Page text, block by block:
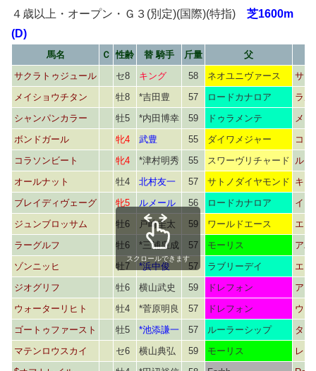
４歳以上・オープン・Ｇ３(別定)(国際)(特指) 芝1600m
(D)
馬名 Ｃ 性齢 替 騎手 斤量
父
サクラトゥジュール
セ8 キング 58 ネオユニヴァース
サク
メイショウチタン
牡8 *吉田豊 57 ロードカナロア
ラル
シャンパンカラー
牡5 *内田博幸 59 ドゥラメンテ
メ
ボンドガール
牝4 武豊 55 ダイワメジャー
コー
コラソンビート
牝4 *津村明秀 55 スワーヴリチャード ルシ
オールナット
牡4 北村友一 57 サトノダイヤモンド キュ
ブレイディヴェーグ
牝5 ルメール 56 ロードカナロア
イン
ジュンブロッサム
牡6 戸崎圭太 59 ワールドエース
エン
ラーグルフ
牡6 *三浦皇成 57 モーリス
アバ
ゾンニッヒ
牡7 *浜中俊 57 ラブリーデイ
エン
ジオグリフ
牡6 横山武史 59 ドレフォン
アロ
ウォーターリヒト
牡4 *菅原明良 57 ドレフォン
ウォ
ゴートゥファースト
牡5 *池添謙一 57 ルーラーシップ
タイ
マテンロウスカイ
セ6 横山典弘 59 モーリス
レ
スクロールできます